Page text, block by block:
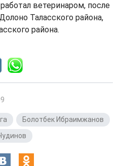
ветеринаром, после
Таласского района,
района.
Болотбек Ибраимжанов